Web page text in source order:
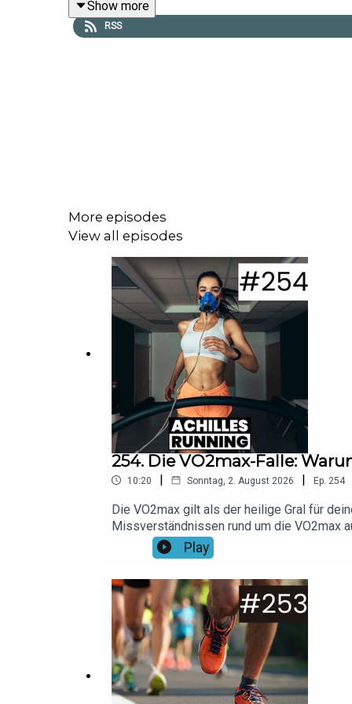
Foto: Canva/Arx0nt Getty Images Pro
Show more
RSS
More episodes
View all episodes
254. Die VO2max-Falle:
10:20 | Sonntag, 2. August 2026 | Ep. 254
Die VO2max gilt als der heilige Gral für
Missverständnissen rund um die VO2max
auf deinem Laufuhr-Display.Foto: Canva/
20% auf alle Shokz-Modelle mit dem Code
Play